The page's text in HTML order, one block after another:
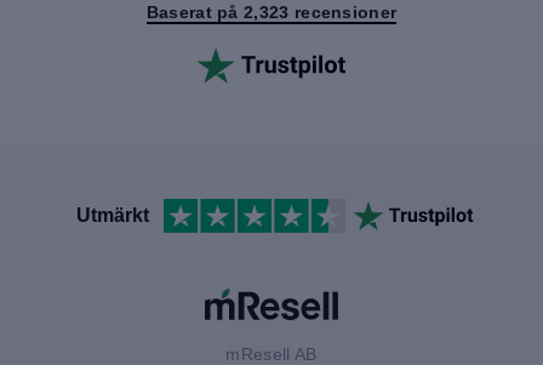
Baserat på 2,323 recensioner
Utmärkt
mResell AB